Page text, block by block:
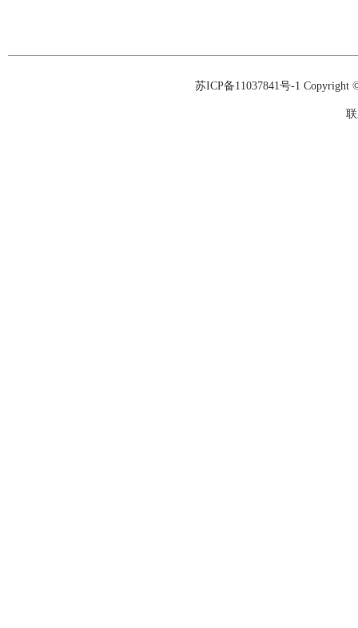
苏ICP备11037841号-1 Copyright